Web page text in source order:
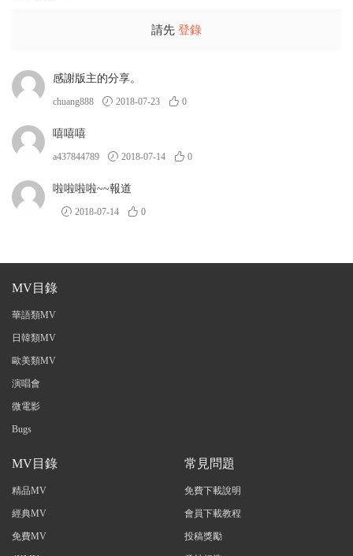
請先 登錄
感謝版主的分享。
chuang888 2018-07-23 0
嘻嘻嘻
a437844789 2018-07-14 0
啦啦啦啦~~報道
2018-07-14 0
MV目錄
華語類MV
日韓類MV
歐美類MV
演唱會
微電影
Bugs
MV目錄
精品MV
經典MV
免費MV
常見問題
免費下載說明
會員下載教程
投稿獎勵